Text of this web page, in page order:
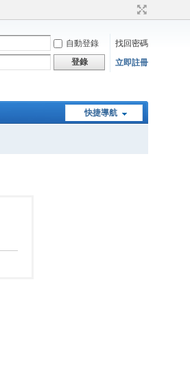
自動登錄
找回密碼
登錄 立即註冊
快捷導航